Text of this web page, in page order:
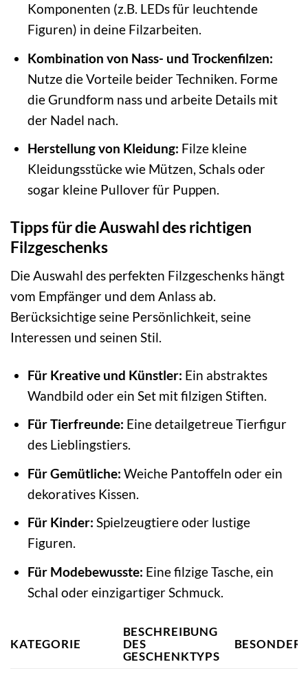
Komponenten (z.B. LEDs für leuchtende
Figuren) in deine Filzarbeiten.
Kombination von Nass- und Trockenfilzen:
Nutze die Vorteile beider Techniken. Forme
die Grundform nass und arbeite Details mit
der Nadel nach.
Herstellung von Kleidung: Filze kleine
Kleidungsstücke wie Mützen, Schals oder
sogar kleine Pullover für Puppen.
Tipps für die Auswahl des richtigen
Filzgeschenks
Die Auswahl des perfekten Filzgeschenks hängt
vom Empfänger und dem Anlass ab.
Berücksichtige seine Persönlichkeit, seine
Interessen und seinen Stil.
Für Kreative und Künstler: Ein abstraktes
Wandbild oder ein Set mit filzigen Stiften.
Für Tierfreunde: Eine detailgetreue Tierfigur
des Lieblingstiers.
Für Gemütliche: Weiche Pantoffeln oder ein
dekoratives Kissen.
Für Kinder: Spielzeugtiere oder lustige
Figuren.
Für Modebewusste: Eine filzige Tasche, ein
Schal oder einzigartiger Schmuck.
KATEGORIE
BESCHREIBUNG
DES
GESCHENKTYPS